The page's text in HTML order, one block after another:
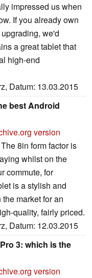
impressed us when
If you already own
we'd
a great tablet that
high-end
Datum: 13.03.2015
best Android
version
8in form factor is
whilst on the
commute, for
is a stylish and
market for an
quality, fairly priced.
Datum: 12.03.2015
3: which is the
version